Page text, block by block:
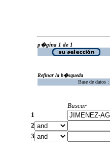
p�gina 1 de 1
Refinar la b�squeda
Base de datos :
Buscar
1
2
3